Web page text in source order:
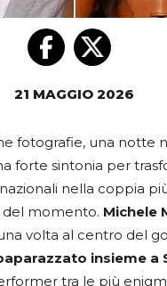
21 MAGGIO 2026
fotografie, una notte
forte sintonia per
nella coppia
del momento. Michele
volta al centro del
insieme a
tra le più